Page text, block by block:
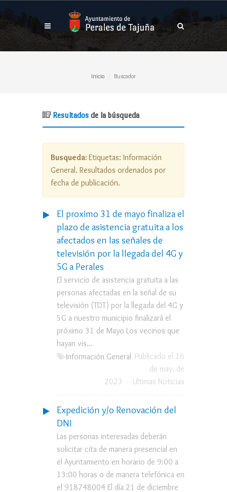
Inicio Buscador
Resultados de la búsqueda
Busqueda: Etiquetas: Información
General. Resultados ordenados por
fecha de publicación.
El proximo 31 de mayo finaliza el
plazo de asistencia gratuita a los
afectados en las señales de
televisión por la llegada del 4G y
5G a Perales
El servicio de asistencia gratuita a las
personas afectadas en la señal de su
televisión (TDT) por la llegada del 4G y
5G a nuestro municipio finalizará el
próximo 31 de Mayo Los vecinos que
hayan vis...
Información General
Publicado el 16
de may. de
2023 - Ultimas Noticias
Expedición y/o Renovación del
DNI
Las personas interesadas deberán
solicitar cita de manera presencial en
el Ayuntamiento en horario de 9:00 a
13:00 horas o de manera telefónica en
el 918748004 El día 21 de diciembre